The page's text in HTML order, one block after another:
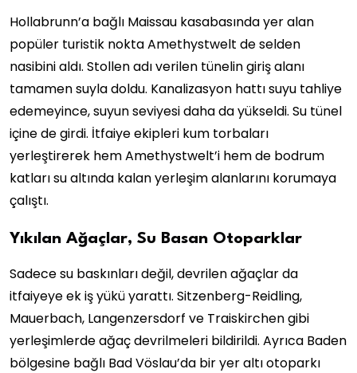
Hollabrunn’a bağlı Maissau kasabasında yer alan
popüler turistik nokta Amethystwelt de selden
nasibini aldı. Stollen adı verilen tünelin giriş alanı
tamamen suyla doldu. Kanalizasyon hattı suyu tahliye
edemeyince, suyun seviyesi daha da yükseldi. Su tünel
içine de girdi. İtfaiye ekipleri kum torbaları
yerleştirerek hem Amethystwelt’i hem de bodrum
katları su altında kalan yerleşim alanlarını korumaya
çalıştı.
Yıkılan Ağaçlar, Su Basan Otoparklar
Sadece su baskınları değil, devrilen ağaçlar da
itfaiyeye ek iş yükü yarattı. Sitzenberg-Reidling,
Mauerbach, Langenzersdorf ve Traiskirchen gibi
yerleşimlerde ağaç devrilmeleri bildirildi. Ayrıca Baden
bölgesine bağlı Bad Vöslau’da bir yer altı otoparkı